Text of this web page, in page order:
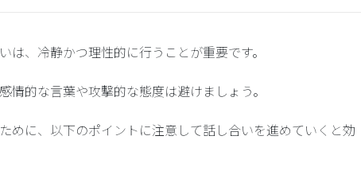
、冷静かつ理性的に行うことが重要です。
情的な言葉や攻撃的な態度は避けましょう。
めに、以下のポイントに注意して話し合いを進めていくと効